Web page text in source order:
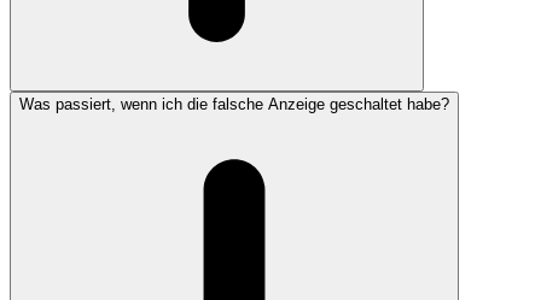
Was passiert, wenn ich die falsche Anzeige geschaltet habe?